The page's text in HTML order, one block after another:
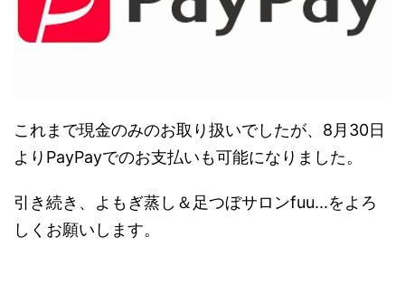
これまで現金のみのお取り扱いでしたが、8月30日
よりPayPayでのお支払いも可能になりました。
引き続き、よもぎ蒸し＆足つぼサロンfuu...をよろ
しくお願いします。